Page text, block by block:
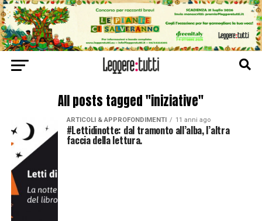
All posts tagged "iniziative"
ARTICOLI & APPROFONDIMENTI 11 anni ago
#Lettidinotte: dal tramonto all’alba, l’altra
faccia della lettura.